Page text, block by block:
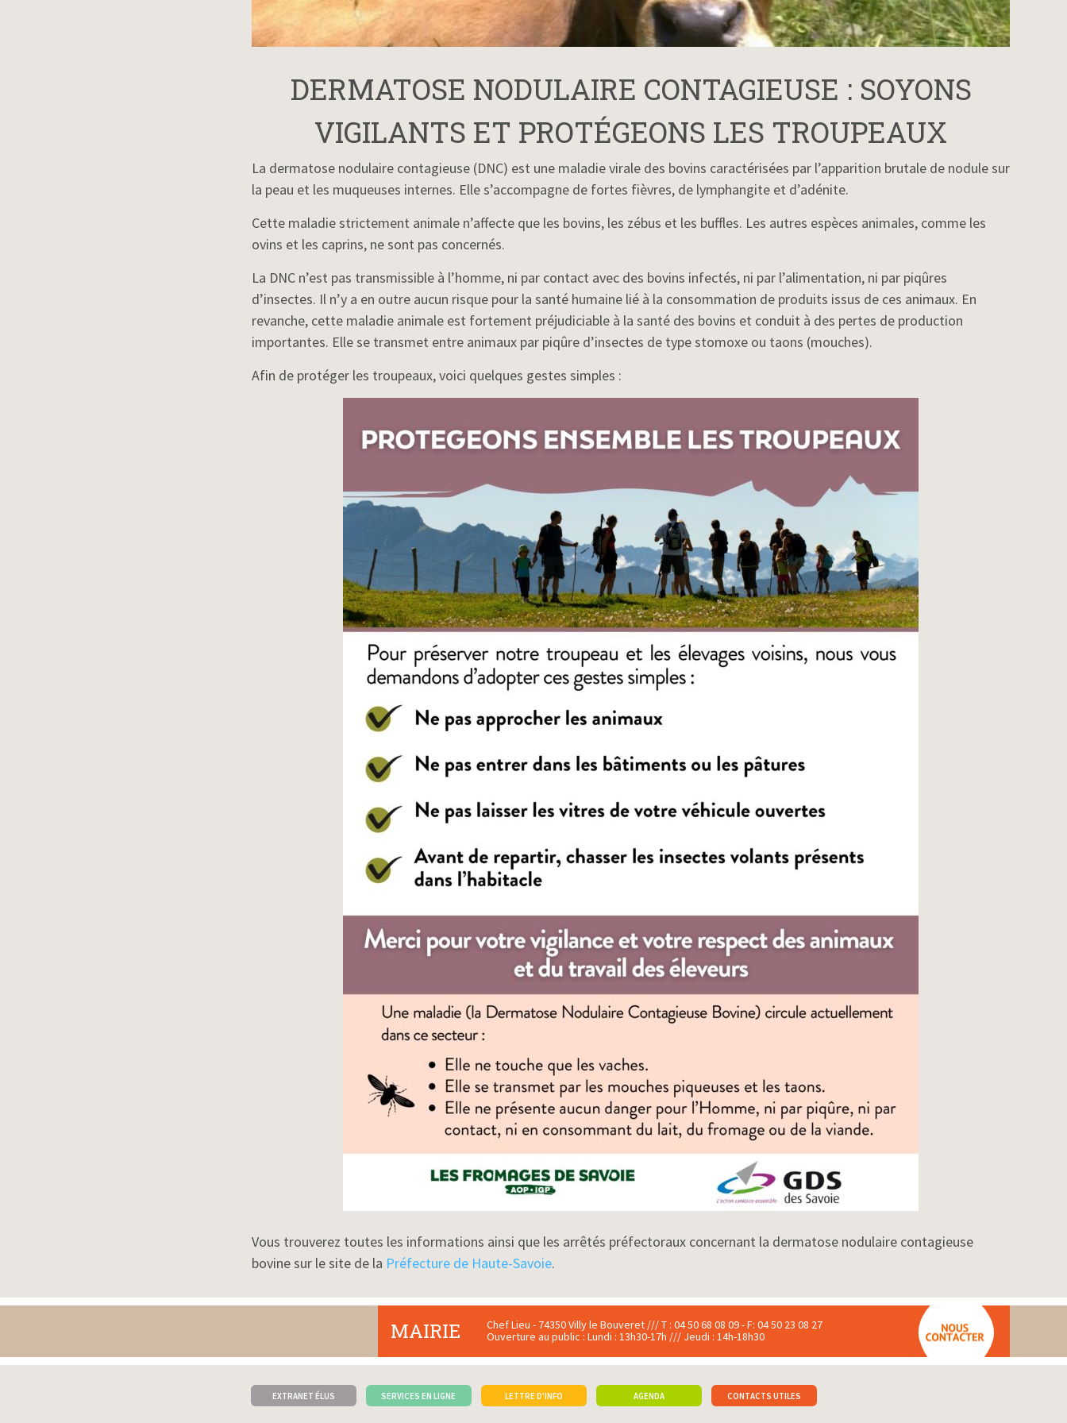
DERMATOSE NODULAIRE CONTAGIEUSE : SOYONS
VIGILANTS ET PROTÉGEONS LES TROUPEAUX
La dermatose nodulaire contagieuse (DNC) est une maladie virale des bovins caractérisées par l’apparition brutale de nodule sur
la peau et les muqueuses internes. Elle s’accompagne de fortes fièvres, de lymphangite et d’adénite.
Cette maladie strictement animale n’affecte que les bovins, les zébus et les buffles. Les autres espèces animales, comme les
ovins et les caprins, ne sont pas concernés.
La DNC n’est pas transmissible à l’homme, ni par contact avec des bovins infectés, ni par l’alimentation, ni par piqûres
d’insectes. Il n’y a en outre aucun risque pour la santé humaine lié à la consommation de produits issus de ces animaux. En
revanche, cette maladie animale est fortement préjudiciable à la santé des bovins et conduit à des pertes de production
importantes. Elle se transmet entre animaux par piqûre d’insectes de type stomoxe ou taons (mouches).
Afin de protéger les troupeaux, voici quelques gestes simples :
Vous trouverez toutes les informations ainsi que les arrêtés préfectoraux concernant la dermatose nodulaire contagieuse
bovine sur le site de la Préfecture de Haute-Savoie.
MAIRIE
Chef Lieu - 74350 Villy le Bouveret /// T : 04 50 68 08 09 - F: 04 50 23 08 27
Ouverture au public : Lundi : 13h30-17h /// Jeudi : 14h-18h30
EXTRANET ÉLUS SERVICES EN LIGNE LETTRE D'INFO AGENDA CONTACTS UTILES